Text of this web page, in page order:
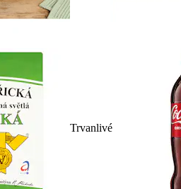
Trvanlivé